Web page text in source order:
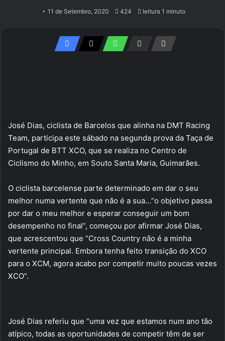
11 de Setembro, 2020 424 leitura 1 minuto
José Dias, ciclista de Barcelos que alinha na DMT Racing
Team, participa este sábado na segunda prova da Taça de
Portugal de BTT XCO, que se realiza no Centro de
Ciclismo do Minho, em Souto Santa Maria, Guimarães.
O ciclista barcelense parte determinado em dar o seu
melhor numa vertente que não é a sua…“o objetivo passa
por dar o meu melhor e esperar conseguir um bom
desempenho no final”, começou por afirmar José Dias,
que acrescentou que “Cross Country não é a minha
vertente principal. Embora tenha feito transição do XCO
para o XCM, agora acabo por competir muito poucas vezes
XCO”.
José Dias referiu que “uma vez que estamos num ano tão
atípico, todas as oportunidades de competir têm de ser